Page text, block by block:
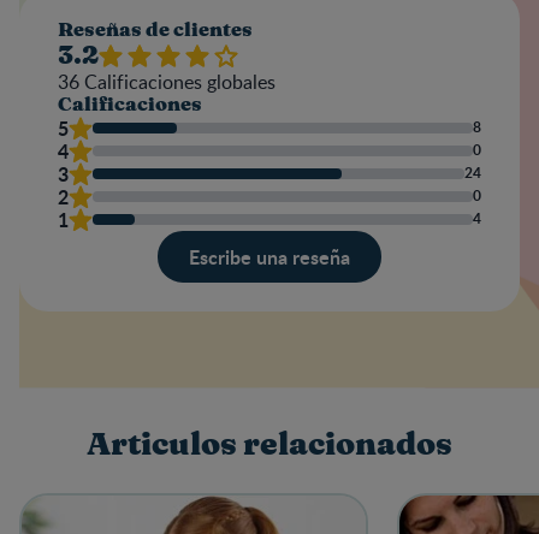
Reseñas de clientes
3.2
36 Calificaciones globales
Calificaciones
5 8
4 0
3 24
2 0
1 4
Escribe una reseña
Escribe una reseña
Articulos relacionados